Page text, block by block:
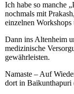
Ich habe so manche
nochmals mit
einzelnen
Dann ins Altenheim
medizinische
gewährleisten.
Namaste – Auf
dort in Baikunthapuri